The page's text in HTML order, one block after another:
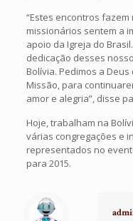
“Estes encontros
missionários sentem a
apoio da Igreja do
dedicação desses
Bolívia. Pedimos a
Missão, para
amor e alegria”, disse
Hoje, trabalham na
várias congregações e
representados no
para 2015.